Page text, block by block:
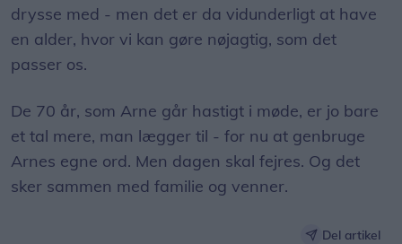
drysse med - men det er da vidunderligt at have
en alder, hvor vi kan gøre nøjagtig, som det
passer os.
De 70 år, som Arne går hastigt i møde, er jo bare
et tal mere, man lægger til - for nu at genbruge
Arnes egne ord. Men dagen skal fejres. Og det
sker sammen med familie og venner.
Del artikel